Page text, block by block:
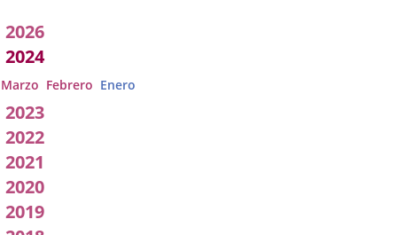
2026
2024
Marzo Febrero Enero
2023
2022
2021
2020
2019